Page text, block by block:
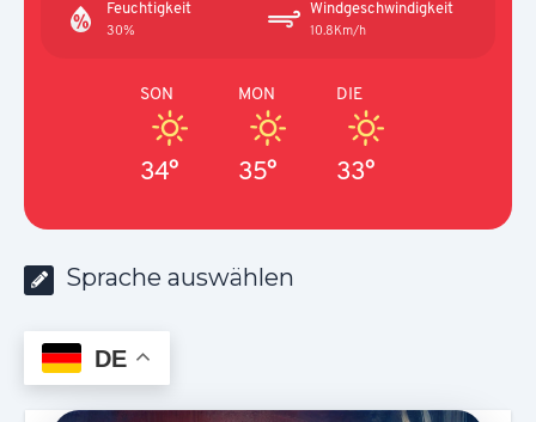
Feuchtigkeit
30%
Windgeschwindigkeit
10.8Km/h
SON
34°
MON
35°
DIE
33°
Sprache auswählen
DE